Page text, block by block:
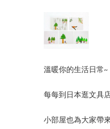
溫暖你的生活日常~
每每到日本逛文具
小部屋也為大家帶